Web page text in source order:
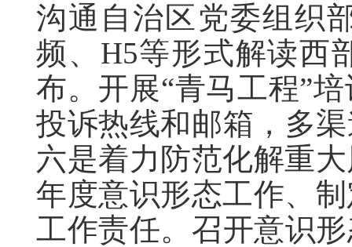
沟通自治区党委组织
频、H5等形式解读西
布。开展“青马工程”
投诉热线和邮箱，多
六是着力防范化解重
年度意识形态工作、
工作责任。召开意识